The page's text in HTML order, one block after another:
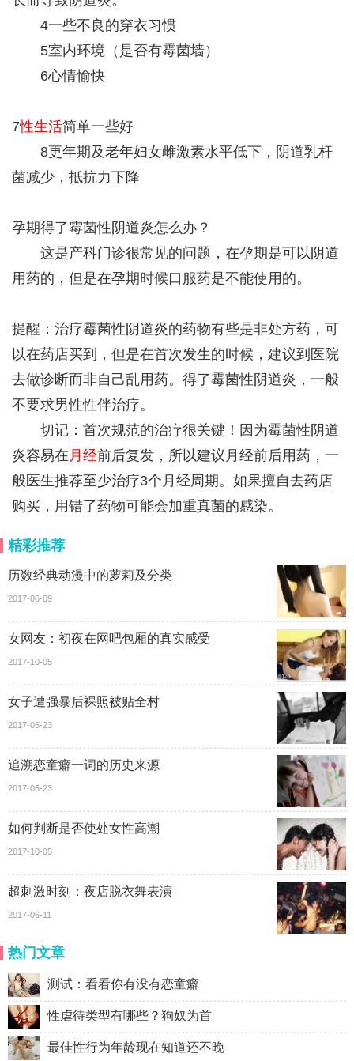
4一些不良的穿衣习惯
5室内环境（是否有霉菌墙）
6心情愉快
7性生活简单一些好
8更年期及老年妇女雌激素水平低下，阴道乳杆
菌减少，抵抗力下降
孕期得了霉菌性阴道炎怎么办？
这是产科门诊很常见的问题，在孕期是可以阴道
用药的，但是在孕期时候口服药是不能使用的。
提醒：治疗霉菌性阴道炎的药物有些是非处方药，可
以在药店买到，但是在首次发生的时候，建议到医院
去做诊断而非自己乱用药。得了霉菌性阴道炎，一般
不要求男性性伴治疗。
切记：首次规范的治疗很关键！因为霉菌性阴道
炎容易在 月经前后复发，所以建议月经前后用药，一
般医生推荐至少治疗3个月经周期。如果擅自去药店
购买，用错了药物可能会加重真菌的感染。
精彩推荐
历数经典动漫中的萝莉及分类
2017-06-09
女网友：初夜在网吧包厢的真实感受
2017-10-05
女子遭强暴后裸照被贴全村
2017-05-23
追溯恋童癖一词的历史来源
2017-05-23
如何判断是否使处女性高潮
2017-10-05
超刺激时刻：夜店脱衣舞表演
2017-06-11
热门文章
测试：看看你有没有恋童癖
性虐待类型有哪些？狗奴为首
最佳性行为年龄现在知道还不晚